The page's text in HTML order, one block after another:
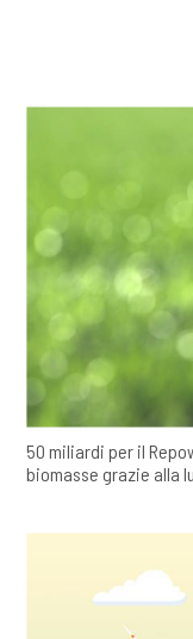
50 miliardi per il
biomasse grazie alla